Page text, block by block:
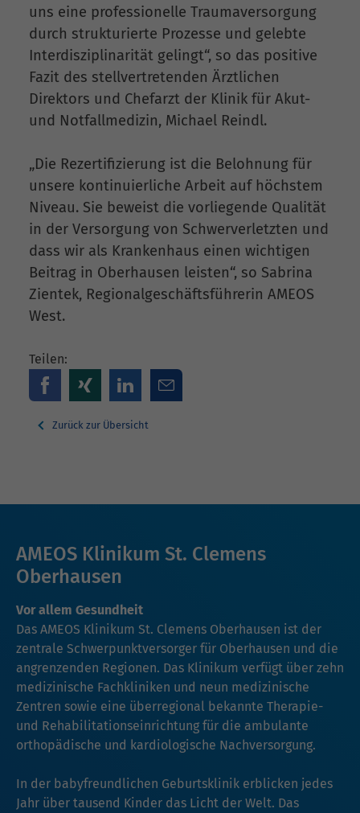
uns eine professionelle Traumaversorgung
durch strukturierte Prozesse und gelebte
Interdisziplinarität gelingt“, so das positive
Fazit des stellvertretenden Ärztlichen
Direktors und Chefarzt der Klinik für Akut-
und Notfallmedizin, Michael Reindl.
„Die Rezertifizierung ist die Belohnung für
unsere kontinuierliche Arbeit auf höchstem
Niveau. Sie beweist die vorliegende Qualität
in der Versorgung von Schwerverletzten und
dass wir als Krankenhaus einen wichtigen
Beitrag in Oberhausen leisten“, so Sabrina
Zientek, Regionalgeschäftsführerin AMEOS
West.
Teilen:
Zurück zur Übersicht
AMEOS Klinikum St. Clemens
Oberhausen
Vor allem Gesundheit
Das AMEOS Klinikum St. Clemens Oberhausen ist der
zentrale Schwerpunktversorger für Oberhausen und die
angrenzenden Regionen. Das Klinikum verfügt über zehn
medizinische Fachkliniken und neun medizinische
Zentren sowie eine überregional bekannte Therapie-
und Rehabilitationseinrichtung für die ambulante
orthopädische und kardiologische Nachversorgung.
In der babyfreundlichen Geburtsklinik erblicken jedes
Jahr über tausend Kinder das Licht der Welt. Das